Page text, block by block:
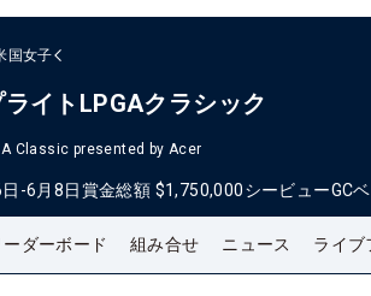
国女子
イトLPGAクラシック
Classic presented by Acer
-6月8日賞金総額 $1,750,000シービューGC
ーダーボード 組み合せ ニュース ライブ